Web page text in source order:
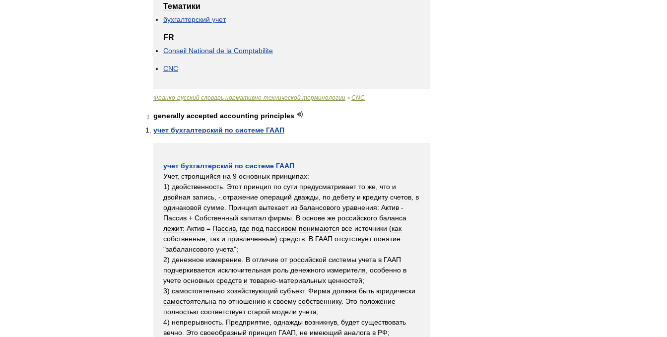
Тематики
бухгалтерский учет
FR
Conseil National de la Comptabilite
CNC
Франко-русский словарь нормативно-технической терминологии > CNC
3 generally accepted accounting principles
учет бухгалтерский по системе ГААП
учет бухгалтерский по системе ГААП
Учет, строящийся на 9 основных принципах:
1) двойственность Этот принцип по сути предусматривает то же что и
двойная запись , -. отражение операций дважды по дебету и кредиту счетов в
одинаковой сумме Принцип вытекает из балансового уравнения: Актив -
Пассив + Собственный капитал фирмы В основе же российского баланса
лежит: Актив = Пассив где под пассивом понимаются все источники (как
собственные так и привлеченные) средств В ГААП отсутствует понятие
"забалансового учета";
2) денежное измерение В отличие от российской системы учета в ГААП
подчеркивается исключительная роль денежного измерителя особенно в
учете основных средств и товарно-материальных ценностей;
3) самостоятельно хозяйствующий субъект. Фирма должна быть юридически
самостоятельна по отношению к своему собственнику. Это положение
полностью соответствует старой модели учета;
4) непрерывность Предприятие однажды возникнув будет существовать
вечно Это своеобразный принцип ГААП не имеющий аналога в РФ;